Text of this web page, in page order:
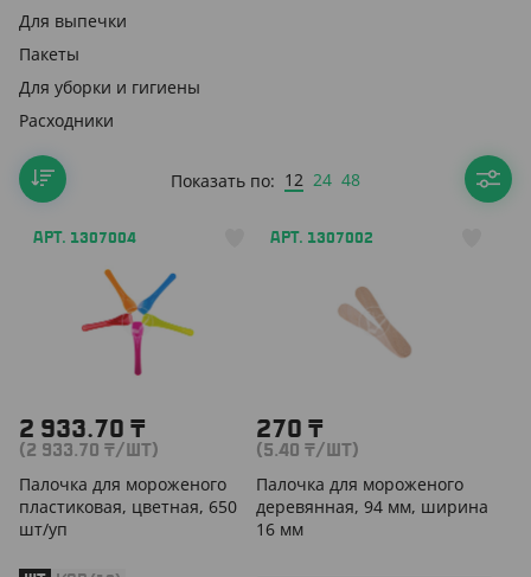
Для выпечки
Пакеты
Для уборки и гигиены
Расходники
Показать по: 12 24 48
АРТ. 1307004
2 933.70 ₸
(2 933.70 ₸/ШТ)
Палочка для мороженого
пластиковая, цветная, 650
шт/уп
АРТ. 1307002
270 ₸
(5.40 ₸/ШТ)
Палочка для мороженого
деревянная, 94 мм, ширина
16 мм